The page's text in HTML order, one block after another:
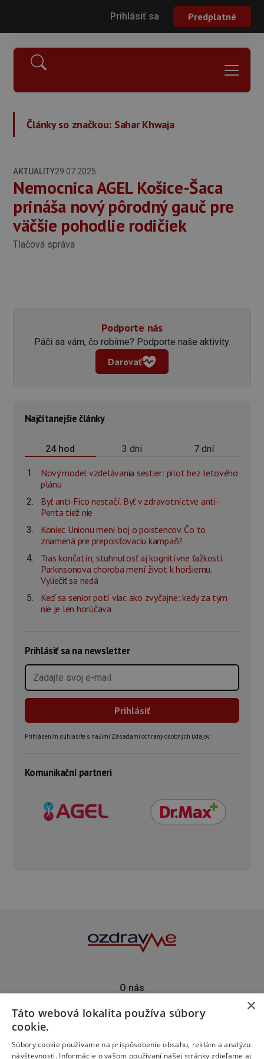
Prihlásiť sa Predplatné
Články so značkou: Sahar Khwaja
AKTUALITY29.07.2025
Nemocnica AGEL Košice-Šaca
prináša nový pôrodný gauč pre
väčšie pohodlie rodičiek
Tlačová správa
Podporte nás
Páči sa vám, čo robíme? Podporte naše aktivity.
Darovať
Najčítanejšie články
24 hod 3 dni 7 dní
Nový model vzdelávania sestier: pilot bez letového
plánu
Byť anti-Fico nestačí. Byť v zdravotníctve anti-
Penta tiež nie
Koniec Unionu mení boj o poistencov. Čo to
znamená pre prepoisťovaciu kampaň?
Tras končatín, stuhnutosť aj kognitívne ťažkosti:
Parkinsonova choroba mení život k horšiemu.
Vyliečiť sa nedá
Keď sa senior potí viac ako zvyčajne: kedy za tým
nie je len horúčava
Prihlásiť sa na newsletter
Prihlásením súhlasíte s našimi Zásadami ochrany osobných údajov.
Komunikační partneri
O nás
Predplatné
Podporte nás
×
Táto webová lokalita používa súbory
cookie.
Súbory cookie používame na prispôsobenie obsahu, reklám a analýzu
návštevnosti. Informácie o vašom používaní našej stránky zdieľame aj